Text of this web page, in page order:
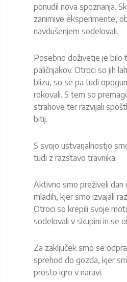
ponudil nova spoznanja.
zanimive eksperimente,
navdušenjem sodelovali.
Posebno doživetje je bilo
paličnjakov. Otroci so jih
blizu, so se pa tudi
rokovali. S tem so
strahove ter razvijali
bitij.
S svojo ustvarjalnostjo
tudi z razstavo travnika.
Aktivno smo preživeli dan
mladih, kjer smo izvajali
Otroci so krepili svoje
sodelovali v skupini in se
Za zaključek smo se
sprehod do gozda, kjer
prosto igro v naravi.